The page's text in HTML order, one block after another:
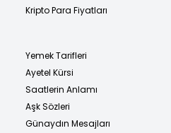
Kripto Para Fiyatları
Yemek Tarifleri
Ayetel Kürsi
Saatlerin Anlamı
Aşk Sözleri
Günaydın Mesajları